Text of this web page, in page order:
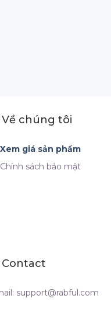
Về chúng tôi
Xem giá sản phẩm
Chính sách bảo mật
Contact
support@rabful.com